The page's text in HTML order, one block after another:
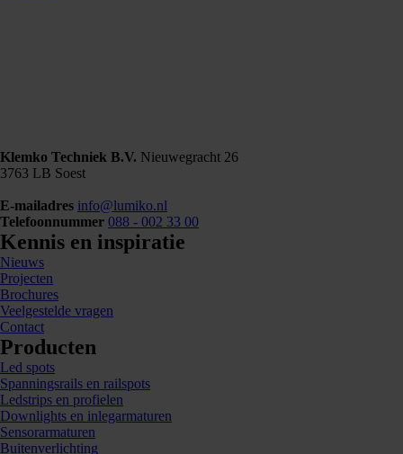
Klemko Techniek B.V. Nieuwegracht 26
3763 LB Soest
E-mailadres info@lumiko.nl
Telefoonnummer 088 - 002 33 00
Kennis en inspiratie
Nieuws
Projecten
Brochures
Veelgestelde vragen
Contact
Producten
Led spots
Spanningsrails en railspots
Ledstrips en profielen
Downlights en inlegarmaturen
Sensorarmaturen
Buitenverlichting